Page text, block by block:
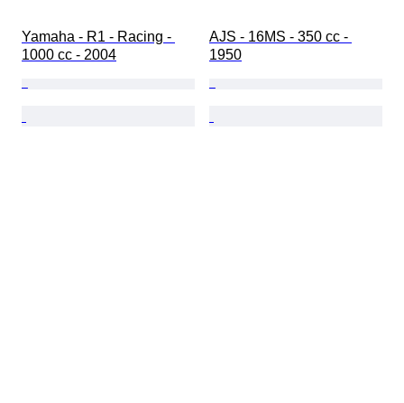
Yamaha - R1 - Racing -
1000 cc - 2004
AJS - 16MS - 350 cc -
1950